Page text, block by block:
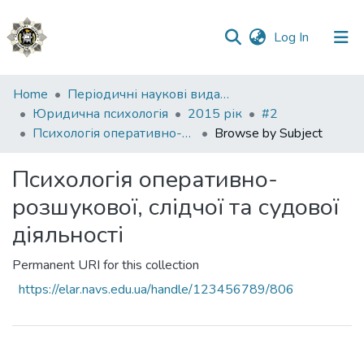
Log In (current)
Communities
&
Collections
Home
Періодичні наукові видання НАВС
Юридична психологія
2015 рік
#2
Психологія оперативно-розшукової, слідчої та судової діяльності
Browse by Subject
Психологія оперативно-
розшукової, слідчої та судової
діяльності
Permanent URI for this collection
https://elar.navs.edu.ua/handle/123456789/806